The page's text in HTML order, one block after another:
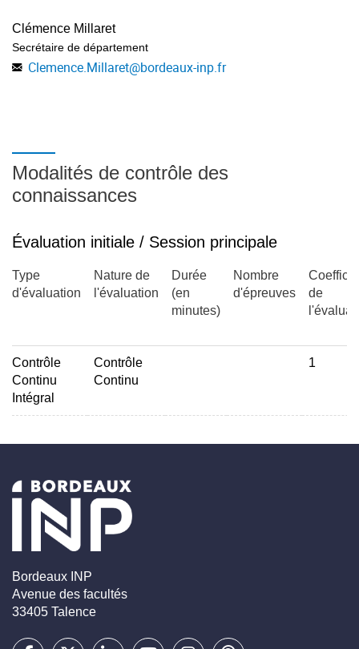
Clémence Millaret
Secrétaire de département
Clemence.Millaret@bordeaux-inp.fr
Modalités de contrôle des
connaissances
Évaluation initiale / Session principale
Type
d'évaluation
Nature de
l'évaluation
Durée
(en
minutes)
Nombre
d'épreuves
de
Contrôle
Continu
Intégral
Contrôle
Continu
1
Bordeaux INP
Avenue des facultés
33405 Talence